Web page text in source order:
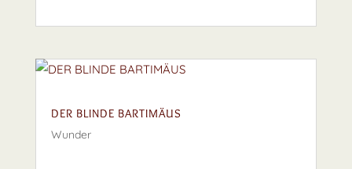
DER BLINDE BARTIMÄUS
Wunder